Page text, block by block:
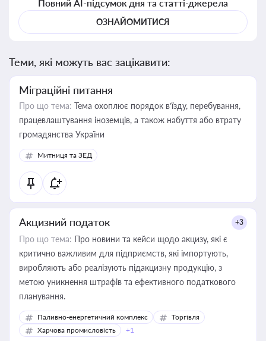
Повний AI-підсумок дня та статті-джерела
ОЗНАЙОМИТИСЯ
Теми, які можуть вас зацікавити:
Міграційні питання
Про що тема: Тема охоплює порядок в’їзду, перебування,
працевлаштування іноземців, а також набуття або втрату
громадянства України
Митниця та ЗЕД
Акцизний податок +3
Про що тема: Про новини та кейси щодо акцизу, які є
критично важливим для підприємств, які імпортують,
виробляють або реалізують підакцизну продукцію, з
метою уникнення штрафів та ефективного податкового
планування.
Паливно-енергетичний комплекс
Торгівля
Харчова промисловість
+1